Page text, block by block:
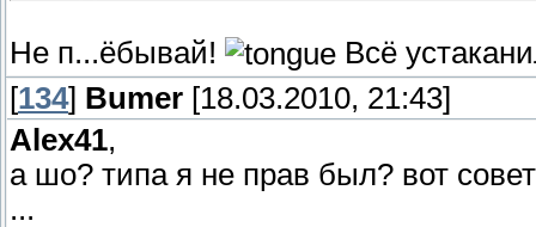
Не п...ёбывай!
Всё
[134] Bumer [18.03.2010, 21:43]
Alex41,
а шо? типа я не прав был? вот
...